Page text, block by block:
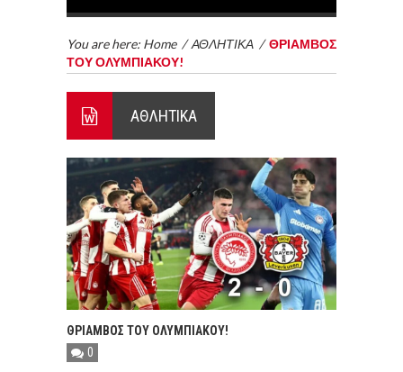
You are here: Home /ΑΘΛΗΤΙΚΑ /ΘΡΙΑΜΒΟΣ
ΤΟΥ ΟΛΥΜΠΙΑΚΟΥ!
ΑΘΛΗΤΙΚΑ
ΘΡΙΑΜΒΟΣ ΤΟΥ ΟΛΥΜΠΙΑΚΟΥ!
0